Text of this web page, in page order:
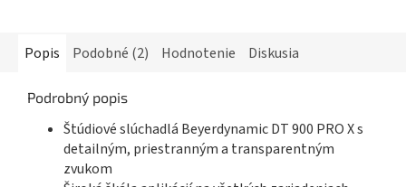
Popis Podobné (2) Hodnotenie Diskusia
Podrobný popis
Štúdiové slúchadlá Beyerdynamic DT 900 PRO X s
detailným, priestranným a transparentným
zvukom